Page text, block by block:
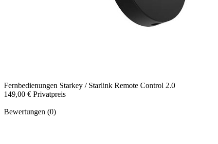
Fernbedienungen Starkey / Starlink Remote Control 2.0
149,00 € Privatpreis
Bewertungen (0)